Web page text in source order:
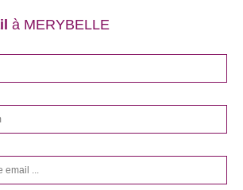
à MERYBELLE